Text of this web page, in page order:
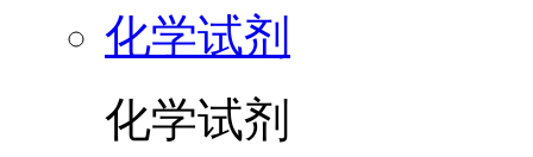
化学试剂
化学试剂